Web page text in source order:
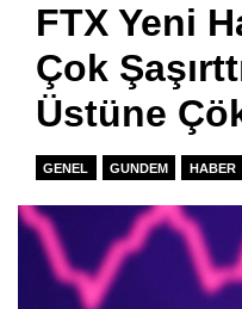
FTX Yeni
Çok
Üstüne
GENEL GUNDEM HABER